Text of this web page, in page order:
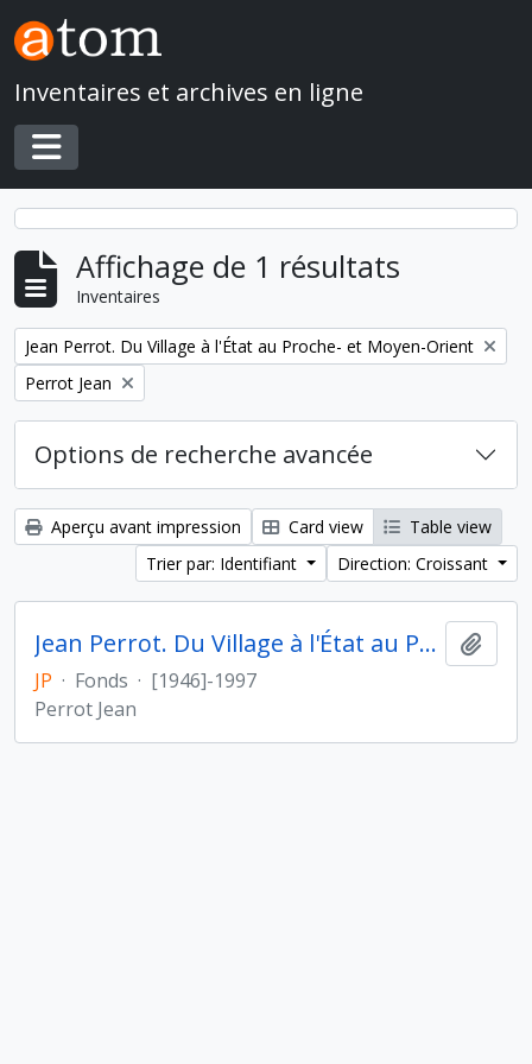
Skip to main content
Inventaires et archives en ligne
Toggle navigation
Affichage de 1 résultats
Inventaires
Remove filter:
Jean Perrot. Du Village à l'État au Proche- et Moyen-Orient
Remove filter:
Perrot Jean
Options de recherche avancée
Aperçu avant impression Card view
Table view
Trier par: Identifiant
Direction: Croissant
Jean Perrot. Du Village à l'État au Proche- et Moyen-Orient
JP · Fonds · [1946]-1997
Perrot Jean